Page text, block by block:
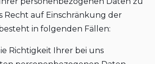
Recht auf Einschränkung der
in folgenden Fällen:
Richtigkeit Ihrer bei uns